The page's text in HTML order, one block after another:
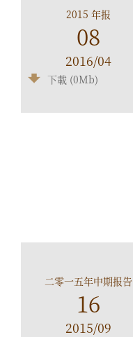
2015 年报
08
2016/04
下載 (0Mb)
二零一五年中期报告
16
2015/09